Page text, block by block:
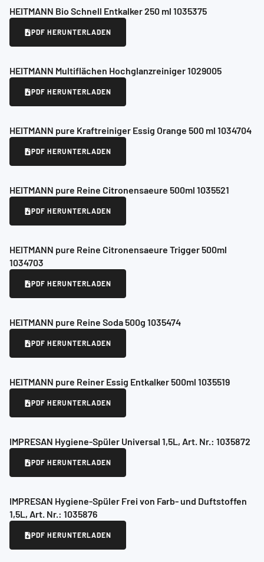
HEITMANN Bio Schnell Entkalker 250 ml 1035375
PDF HERUNTERLADEN
HEITMANN Multiflächen Hochglanzreiniger 1029005
PDF HERUNTERLADEN
HEITMANN pure Kraftreiniger Essig Orange 500 ml 1034704
PDF HERUNTERLADEN
HEITMANN pure Reine Citronensaeure 500ml 1035521
PDF HERUNTERLADEN
HEITMANN pure Reine Citronensaeure Trigger 500ml
1034703
PDF HERUNTERLADEN
HEITMANN pure Reine Soda 500g 1035474
PDF HERUNTERLADEN
HEITMANN pure Reiner Essig Entkalker 500ml 1035519
PDF HERUNTERLADEN
IMPRESAN Hygiene-Spüler Universal 1,5L, Art. Nr.: 1035872
PDF HERUNTERLADEN
IMPRESAN Hygiene-Spüler Frei von Farb- und Duftstoffen
1,5L, Art. Nr.: 1035876
PDF HERUNTERLADEN